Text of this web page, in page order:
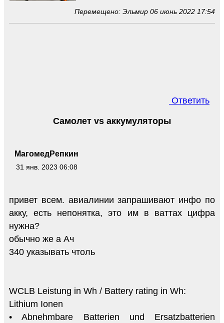
Перемещено: Эльмир 06 июнь 2022 17:54
Ответить
МагомедРепкин
31 янв. 2023 06:08
Самолет vs аккумуляторы
привет всем. авиалинии запрашивают инфо по
акку, есть непонятка, это им в ваттах цифра
нужна?
обычно же а Ач
340 указывать чтоль
WCLB Leistung in Wh / Battery rating in Wh:
Lithium Ionen
• Abnehmbare Batterien und Ersatzbatterien